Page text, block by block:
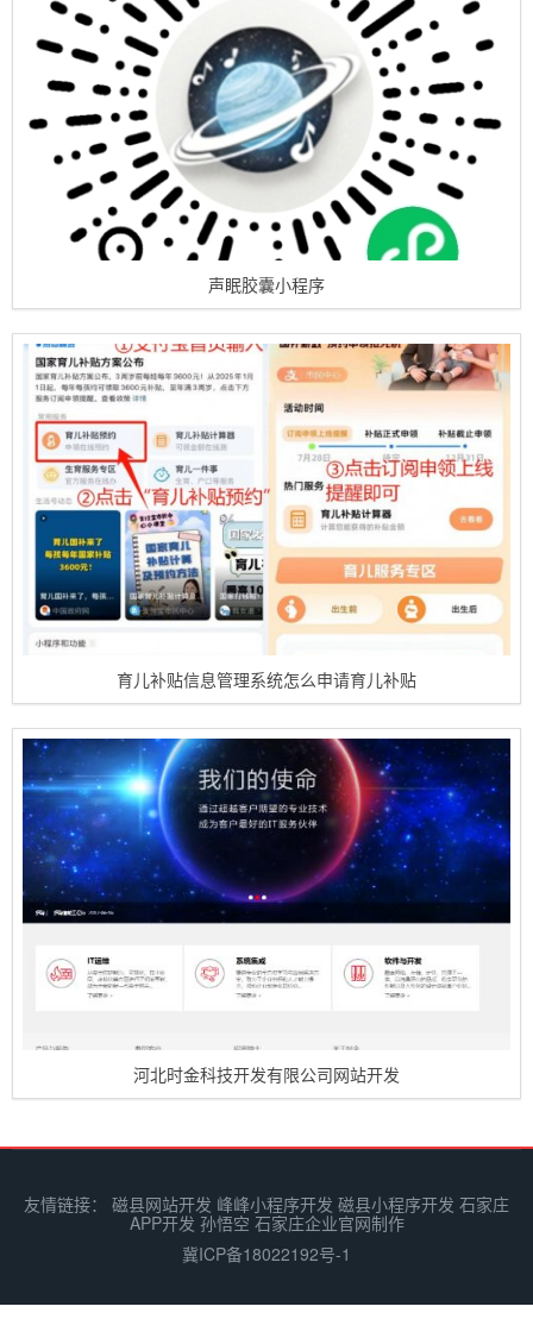
声眠胶囊小程序
育儿补贴信息管理系统怎么申请育儿补贴
河北时金科技开发有限公司网站开发
友情链接： 磁县网站开发 峰峰小程序开发 磁县小程序开发 石家庄
APP开发 孙悟空 石家庄企业官网制作
冀ICP备18022192号-1